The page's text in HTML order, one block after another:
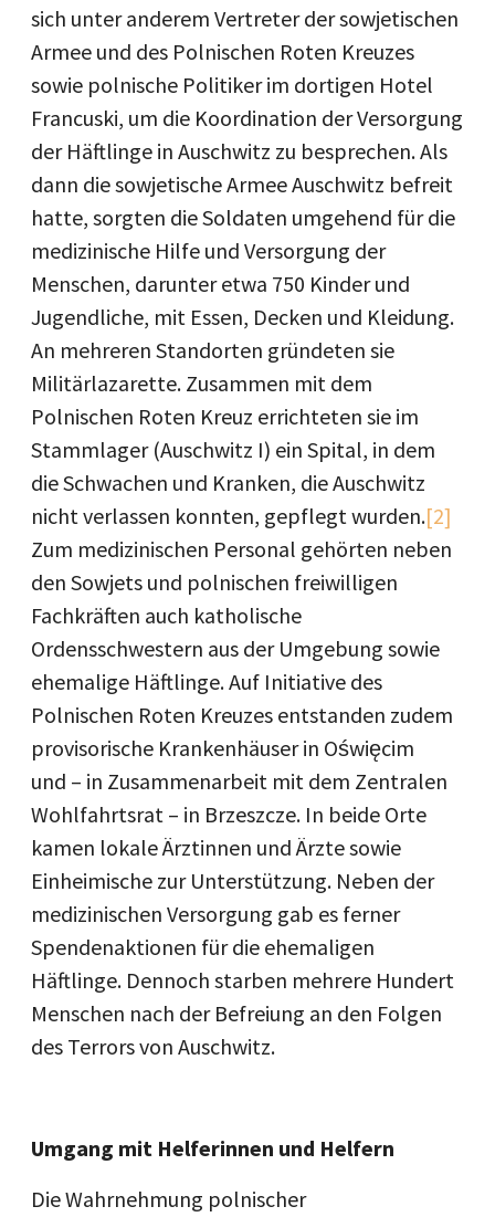
sich unter anderem Vertreter der sowjetischen
Armee und des Polnischen Roten Kreuzes
sowie polnische Politiker im dortigen Hotel
Francuski, um die Koordination der Versorgung
der Häftlinge in Auschwitz zu besprechen. Als
dann die sowjetische Armee Auschwitz befreit
hatte, sorgten die Soldaten umgehend für die
medizinische Hilfe und Versorgung der
Menschen, darunter etwa 750 Kinder und
Jugendliche, mit Essen, Decken und Kleidung.
An mehreren Standorten gründeten sie
Militärlazarette. Zusammen mit dem
Polnischen Roten Kreuz errichteten sie im
Stammlager (Auschwitz I) ein Spital, in dem
die Schwachen und Kranken, die Auschwitz
nicht verlassen konnten, gepflegt wurden.[2]
Zum medizinischen Personal gehörten neben
den Sowjets und polnischen freiwilligen
Fachkräften auch katholische
Ordensschwestern aus der Umgebung sowie
ehemalige Häftlinge. Auf Initiative des
Polnischen Roten Kreuzes entstanden zudem
provisorische Krankenhäuser in Oświęcim
und – in Zusammenarbeit mit dem Zentralen
Wohlfahrtsrat – in Brzeszcze. In beide Orte
kamen lokale Ärztinnen und Ärzte sowie
Einheimische zur Unterstützung. Neben der
medizinischen Versorgung gab es ferner
Spendenaktionen für die ehemaligen
Häftlinge. Dennoch starben mehrere Hundert
Menschen nach der Befreiung an den Folgen
des Terrors von Auschwitz.
Umgang mit Helferinnen und Helfern
Die Wahrnehmung polnischer